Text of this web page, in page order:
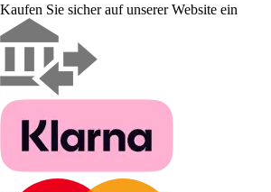
Kaufen Sie sicher auf unserer Website ein